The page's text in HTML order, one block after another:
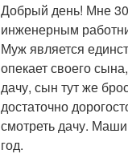
Добрый день! Мне 30
инженерным
Муж является
опекает своего
дачу, сын тут же
достаточно
смотреть дачу.
год.